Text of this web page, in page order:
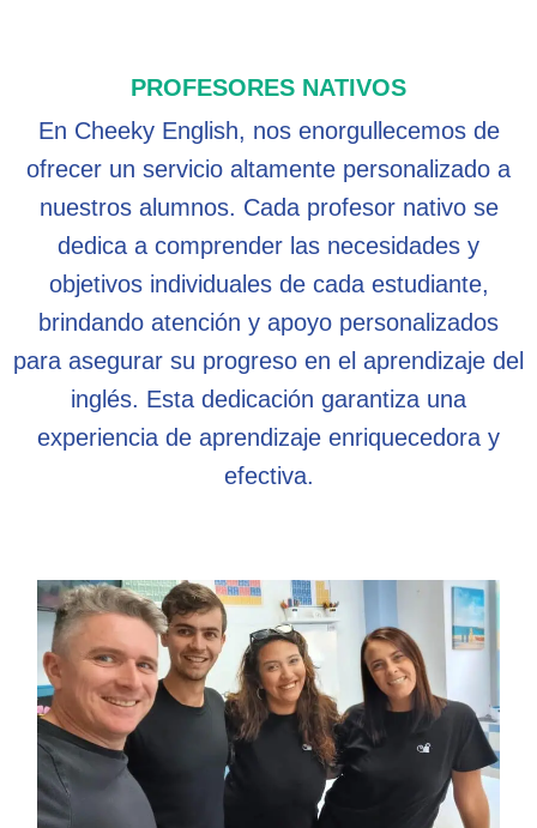
PROFESORES NATIVOS
En Cheeky English, nos enorgullecemos de
ofrecer un servicio altamente personalizado a
nuestros alumnos. Cada profesor nativo se
dedica a comprender las necesidades y
objetivos individuales de cada estudiante,
brindando atención y apoyo personalizados
para asegurar su progreso en el aprendizaje del
inglés. Esta dedicación garantiza una
experiencia de aprendizaje enriquecedora y
efectiva.